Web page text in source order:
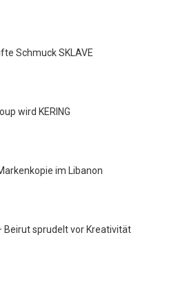
Schmuck SKLAVE
wird KERING
im Libanon
Beirut sprudelt vor Kreativität